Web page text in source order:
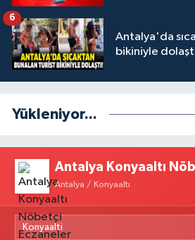
Antalya'da
bikiniyle
6
Yükleniyor...
Antalya Konyaaltı
Antalya / Konyaaltı